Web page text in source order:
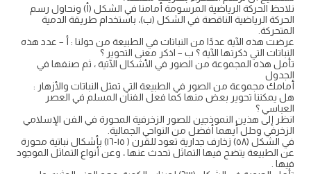
نلاحظ الحركة الرياضية المرسومة أمامنا في الشكل (أ) ونحاول رسم
الحركة الرياضية الناقصة في الشكل (ب)، باستخدام طريقة الدمية
المتحركة.
عرضت هذه الآية عددًا من النباتات في الطبيعة من حولنا : أ – عدد هذه
النباتات التي ذكرتها الآية ؟ ب – اذكر معنى التحوير ؟
تأمل هذه المجموعة من الصور في الأشكال الآتية ، ثم صنفها في
الجدول
أمامك مجموعة من الصور في الطبيعة التي تمثل النباتات والأزهار :
هل يمكننا تحوير بعض منها كما فعل الفنان المسلم في العصر
العباسي ؟
انظر إلى هذين النموذجين للصور الزخرفية المحورة في الفن الإسلامي
الزخرفي وحلل أيهما أفضل من النواحي الجمالية.
في الشكل (٥٨) زخارف جدارية تعود للقرن ( ١٥-١٦) بأشكال نباتية محورة
عن الطبيعة يتضح فيها التماثل تحدث عنها ، وعن أنواع التماثل الموجود
فيها .